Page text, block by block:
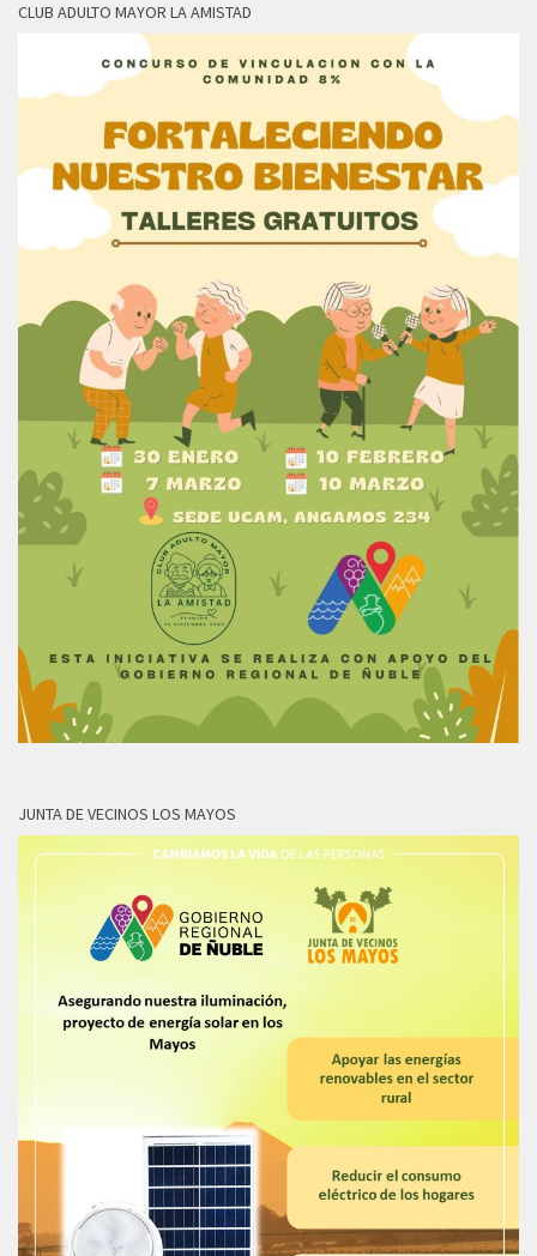
CLUB ADULTO MAYOR LA AMISTAD
JUNTA DE VECINOS LOS MAYOS